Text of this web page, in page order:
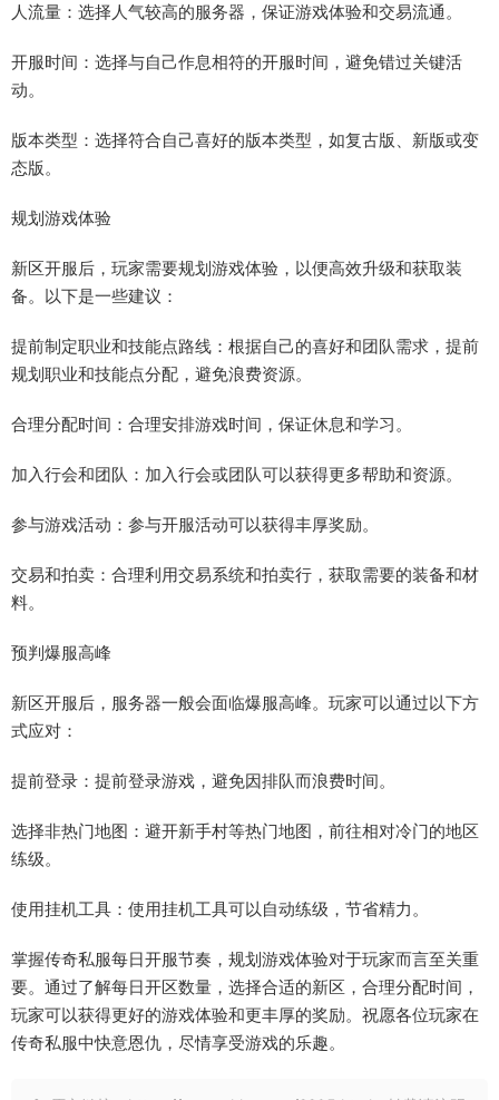
人流量：选择人气较高的服务器，保证游戏体验和交易流通。
开服时间：选择与自己作息相符的开服时间，避免错过关键活
动。
版本类型：选择符合自己喜好的版本类型，如复古版、新版或变
态版。
规划游戏体验
新区开服后，玩家需要规划游戏体验，以便高效升级和获取装
备。以下是一些建议：
提前制定职业和技能点路线：根据自己的喜好和团队需求，提前
规划职业和技能点分配，避免浪费资源。
合理分配时间：合理安排游戏时间，保证休息和学习。
加入行会和团队：加入行会或团队可以获得更多帮助和资源。
参与游戏活动：参与开服活动可以获得丰厚奖励。
交易和拍卖：合理利用交易系统和拍卖行，获取需要的装备和材
料。
预判爆服高峰
新区开服后，服务器一般会面临爆服高峰。玩家可以通过以下方
式应对：
提前登录：提前登录游戏，避免因排队而浪费时间。
选择非热门地图：避开新手村等热门地图，前往相对冷门的地区
练级。
使用挂机工具：使用挂机工具可以自动练级，节省精力。
掌握传奇私服每日开服节奏，规划游戏体验对于玩家而言至关重
要。通过了解每日开区数量，选择合适的新区，合理分配时间，
玩家可以获得更好的游戏体验和更丰厚的奖励。祝愿各位玩家在
传奇私服中快意恩仇，尽情享受游戏的乐趣。